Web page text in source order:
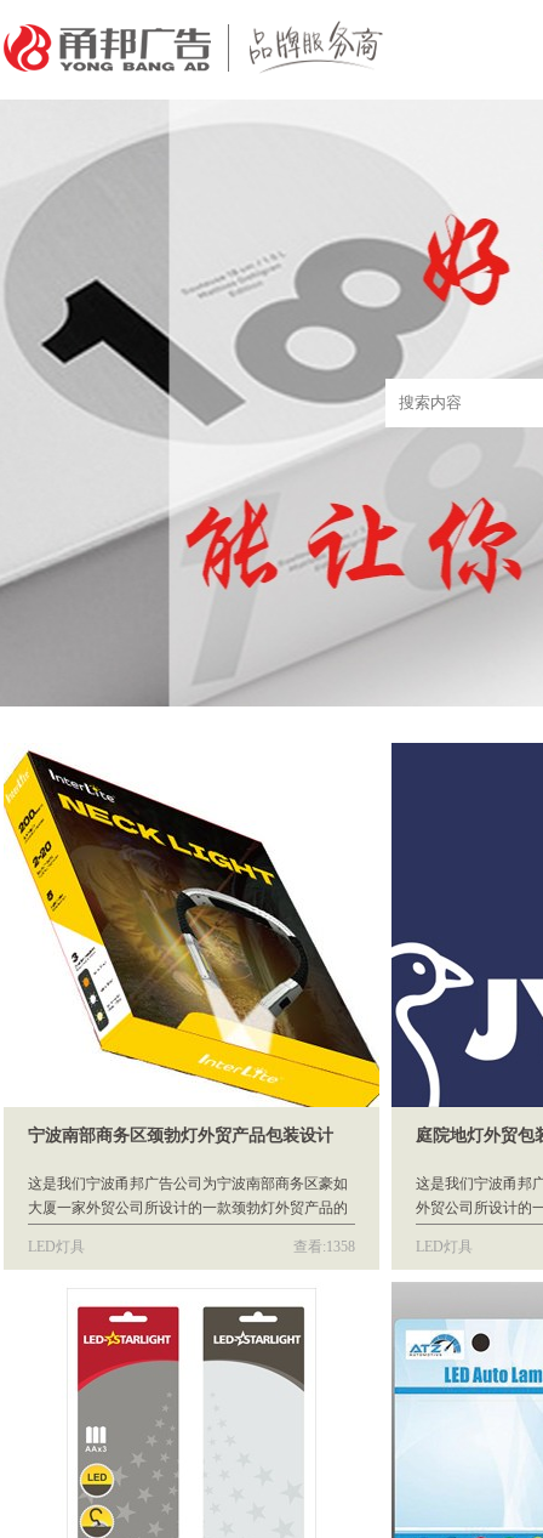
宁波南部商务区颈勃灯外贸产品包装设计
这是我们宁波甬邦广告公司为宁波南部商务区豪如
大厦一家外贸公司所设计的一款颈勃灯外贸产品的
LED灯具
查看:1358
庭院地灯外贸包
这是我们宁波甬邦
外贸公司所设计的
LED灯具